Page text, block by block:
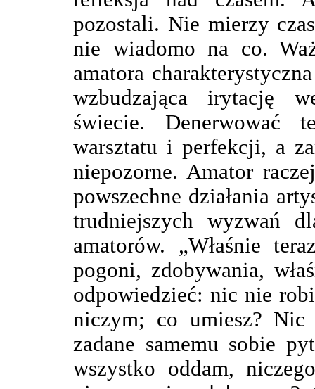
pozostali. Nie mierzy
nie wiadomo na co.
amatora
wzbudzająca irytację
świecie. Denerwować
warsztatu i perfekcji, a
niepozorne. Amator
powszechne działania
trudniejszych wyzwań
amatorów. „Właśnie
pogoni, zdobywania,
odpowiedzieć: nic nie
niczym; co umiesz? Nic
zadane samemu sobie
wszystko oddam,